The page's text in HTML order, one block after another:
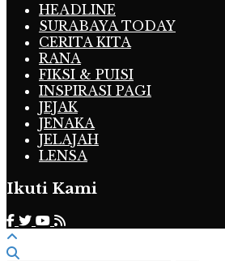
HEADLINE
SURABAYA TODAY
CERITA KITA
RANA
FIKSI & PUISI
INSPIRASI PAGI
JEJAK
JENAKA
JELAJAH
LENSA
Ikuti Kami